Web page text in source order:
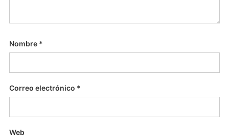
Nombre *
Correo electrónico *
Web